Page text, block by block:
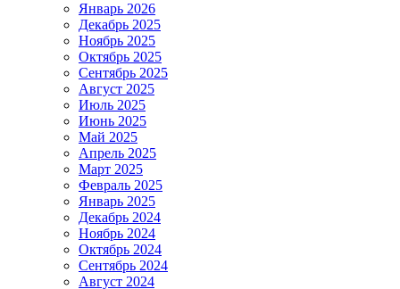
Январь 2026
Декабрь 2025
Ноябрь 2025
Октябрь 2025
Сентябрь 2025
Август 2025
Июль 2025
Июнь 2025
Май 2025
Апрель 2025
Март 2025
Февраль 2025
Январь 2025
Декабрь 2024
Ноябрь 2024
Октябрь 2024
Сентябрь 2024
Август 2024